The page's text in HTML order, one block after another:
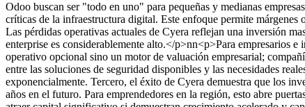
Odoo buscan ser "todo en uno" para pequeñas y medianas
críticas de la infraestructura digital. Este enfoque permite
Las pérdidas operativas actuales de Cyera reflejan una inversión
enterprise es considerablemente alto.</p>nn<p>Para empresarios
operativo opcional sino un motor de valuación empresarial;
entre las soluciones de seguridad disponibles y las necesidades
exponencialmente. Tercero, el éxito de Cyera demuestra que los
años en el futuro. Para emprendedores en la región, esto abre